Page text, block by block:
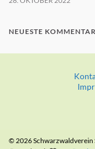
NEUESTE
© 2026 Schwarzwaldverein